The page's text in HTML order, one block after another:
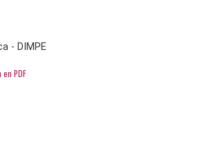
- DIMPE
PDF